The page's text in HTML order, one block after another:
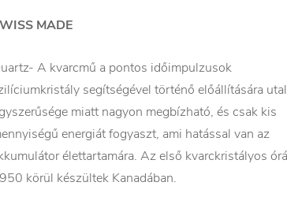
MADE
A kvarcmű a pontos időimpulzusok
segítségével történő előállítására
miatt nagyon megbízható, és csak kis
energiát fogyaszt, ami hatással van az
élettartamára. Az első kvarckristályos
körül készültek Kanadában.